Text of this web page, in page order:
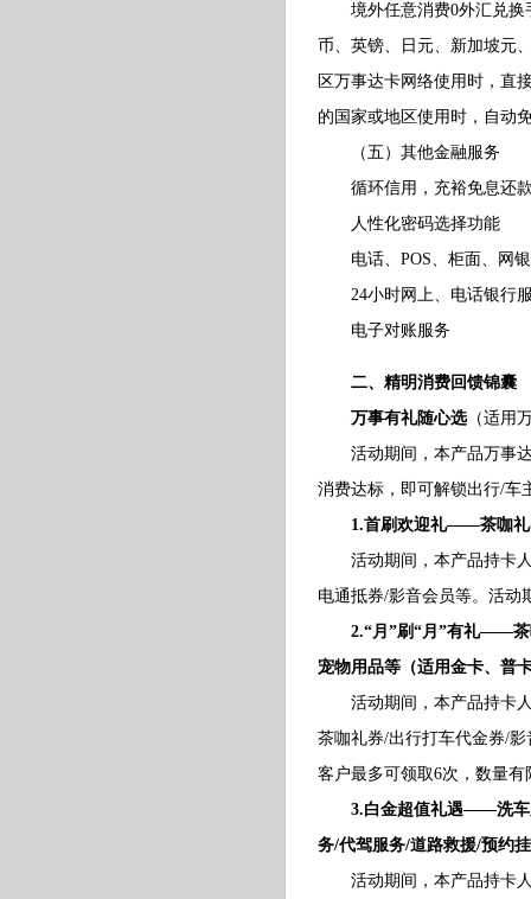
境外任意消费0外汇兑换
币、英镑、日元、新加坡元
区万事达卡网络使用时，直
的国家或地区使用时，自动
（五）其他金融服务
循环信用，充裕免息还
人性化密码选择功能
电话、POS、柜面、网银
24小时网上、电话银行
电子对账服务
二、精明消费回馈锦囊
万事有礼随心选（适用
活动期间，本产品万事达
消费达标，即可解锁出行/车
1.首刷欢迎礼——茶咖礼
活动期间，本产品持卡人
电通抵券/影音会员等。活动
2.“月”刷“月”有礼——茶
宠物用品等（适用金卡、普
活动期间，本产品持卡人
茶咖礼券/出行打车代金券/
客户最多可领取6次，数量有
3.白金超值礼遇——洗车
务/代驾服务/道路救援/预约
活动期间，本产品持卡人